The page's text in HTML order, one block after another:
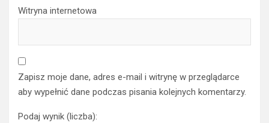
Witryna internetowa
Zapisz moje dane, adres e-mail i witrynę w przeglądarce
aby wypełnić dane podczas pisania kolejnych komentarzy.
Podaj wynik (liczba):